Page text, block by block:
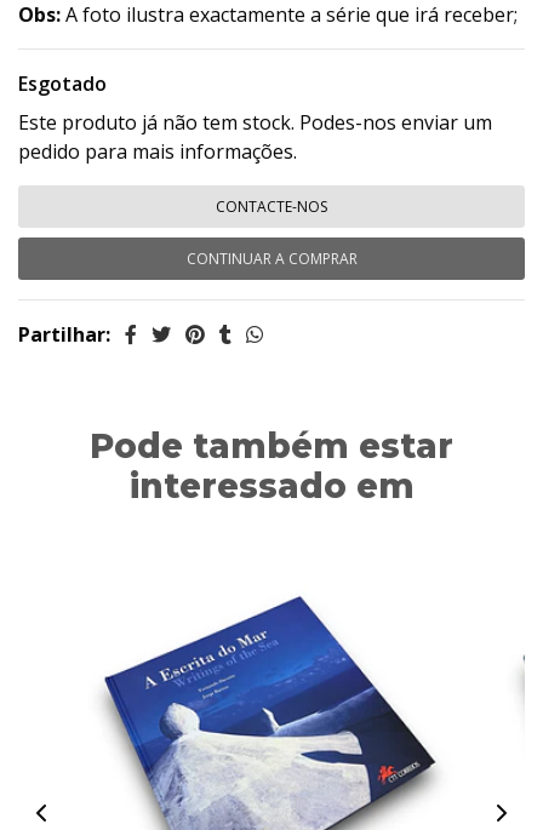
Obs:A foto ilustra exactamente a série que irá receber;
Esgotado
Este produto já não tem stock. Podes-nos enviar um
pedido para mais informações.
CONTACTE-NOS
CONTINUAR A COMPRAR
Partilhar:
Pode também estar
interessado em